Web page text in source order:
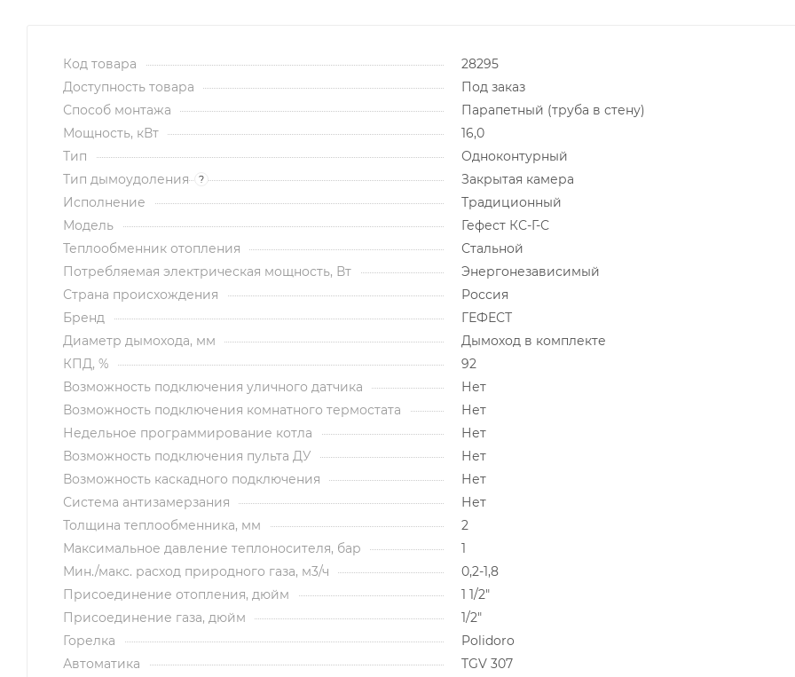
Код товара
28295
Доступность товара
Под заказ
Способ монтажа
Парапетный (труба в стену)
Мощность, кВт
16,0
Тип
Одноконтурный
Тип дымоудоления
?
Закрытая камера
Исполнение
Традиционный
Модель
Гефест КС-Г-С
Теплообменник отопления
Стальной
Потребляемая электрическая мощность, Вт
Энергонезависимый
Страна происхождения
Россия
Бренд
ГЕФЕСТ
Диаметр дымохода, мм
Дымоход в комплекте
КПД, %
92
Возможность подключения уличного датчика
Нет
Возможность подключения комнатного термостата
Нет
Недельное программирование котла
Нет
Возможность подключения пульта ДУ
Нет
Возможность каскадного подключения
Нет
Система антизамерзания
Нет
Толщина теплообменника, мм
2
Максимальное давление теплоносителя, бар
1
Мин./макс. расход природного газа, м3/ч
0,2-1,8
Присоединение отопления, дюйм
1 1/2"
Присоединение газа, дюйм
1/2"
Горелка
Polidoro
Автоматика
TGV 307